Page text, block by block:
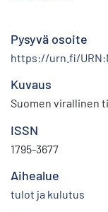
Pysyvä osoite
https://urn.fi/
Kuvaus
Suomen virallinen
ISSN
1795-3677
Aihealue
tulot ja kulutus